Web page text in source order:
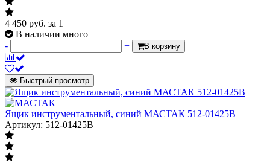
4 450 руб. за 1
В наличии много
-
+ В корзину
Быстрый просмотр
Ящик инструментальный, синий МАСТАК 512-01425B
Артикул: 512-01425B